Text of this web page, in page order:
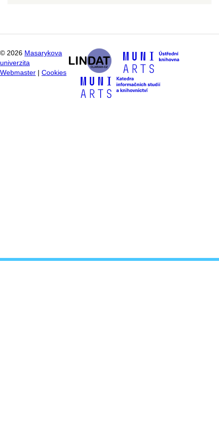
© 2026 Masarykova
univerzita
Webmaster
Cookies